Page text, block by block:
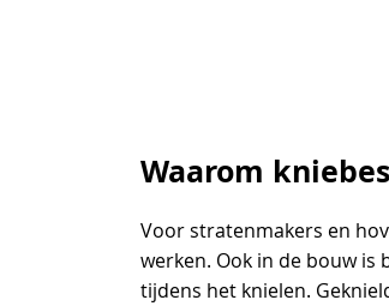
Waarom
Voor stratenmakers en
werken. Ook in de bouw
tijdens het knielen.